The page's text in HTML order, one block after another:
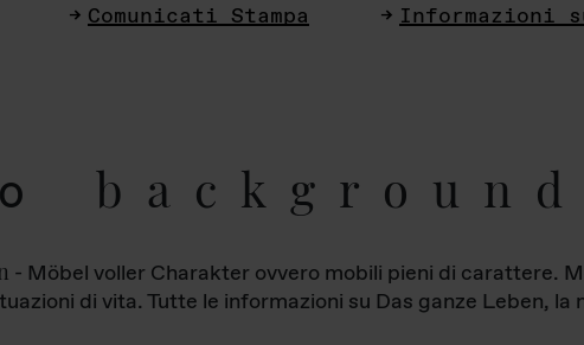
Comunicati Stampa Informazioni
background
- Möbel voller Charakter ovvero mobili pieni di carattere.
di vita. Tutte le informazioni su Das ganze Leben,